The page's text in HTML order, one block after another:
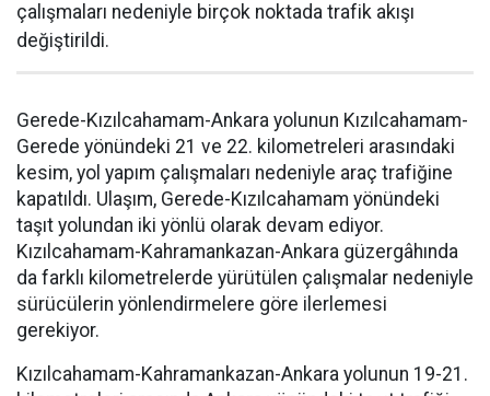
çalışmaları nedeniyle birçok noktada trafik akışı
değiştirildi.
Gerede-Kızılcahamam-Ankara yolunun Kızılcahamam-
Gerede yönündeki 21 ve 22. kilometreleri arasındaki
kesim, yol yapım çalışmaları nedeniyle araç trafiğine
kapatıldı. Ulaşım, Gerede-Kızılcahamam yönündeki
taşıt yolundan iki yönlü olarak devam ediyor.
Kızılcahamam-Kahramankazan-Ankara güzergâhında
da farklı kilometrelerde yürütülen çalışmalar nedeniyle
sürücülerin yönlendirmelere göre ilerlemesi
gerekiyor.
Kızılcahamam-Kahramankazan-Ankara yolunun 19-21.